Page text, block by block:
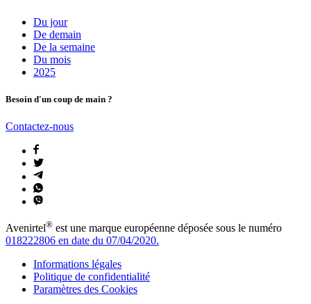
Du jour
De demain
De la semaine
Du mois
2025
Besoin d'un coup de main ?
Contactez-nous
Avenirtel® est une marque européenne déposée sous le numéro
018222806 en date du 07/04/2020.
Informations légales
Politique de confidentialité
Paramètres des Cookies